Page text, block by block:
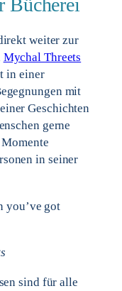
Bücherei
weiter zur
Mychal Threets
in einer
mit
Geschichten
gerne
in seiner
you’ve got
sind für alle